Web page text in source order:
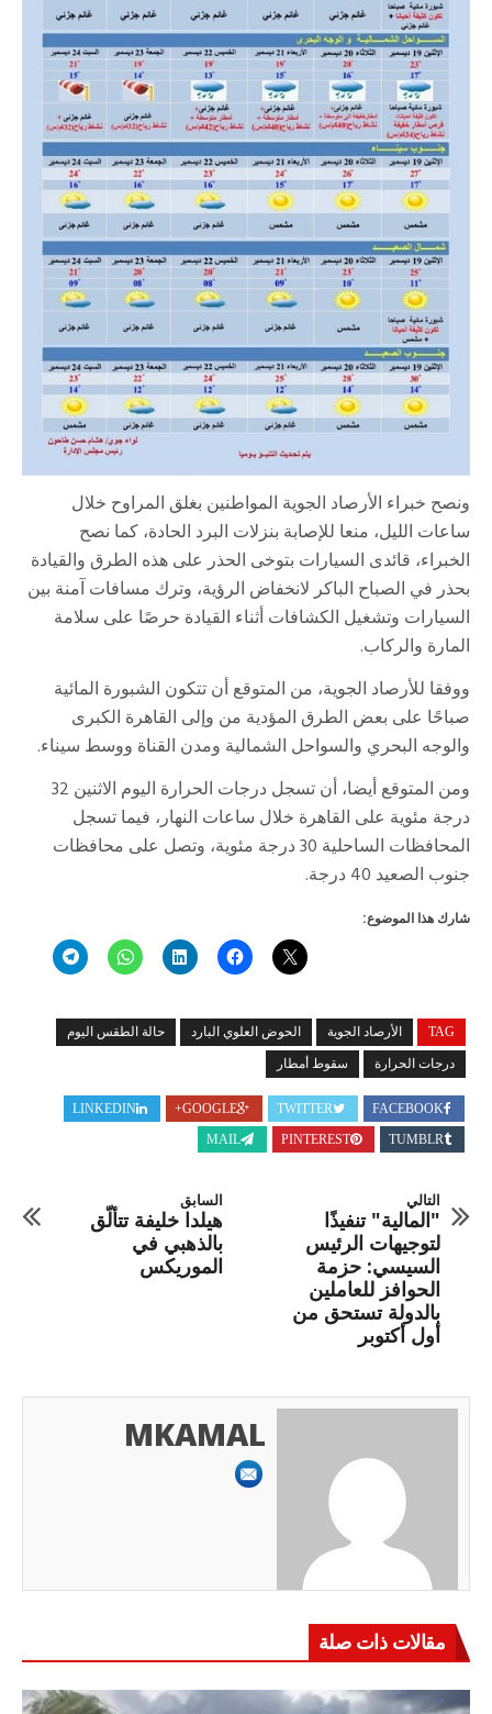
ونصح خبراء الأرصاد الجوية المواطنين بغلق المراوح خلال
ساعات الليل، منعا للإصابة بنزلات البرد الحادة، كما نصح
الخبراء، قائدى السيارات بتوخى الحذر على هذه الطرق والقيادة
بحذر في الصباح الباكر لانخفاض الرؤية، وترك مسافات آمنة بين
السيارات وتشغيل الكشافات أثناء القيادة حرصًا على سلامة
المارة والركاب.
ووفقا للأرصاد الجوية، من المتوقع أن تتكون الشبورة المائية
صباحًا على بعض الطرق المؤدية من وإلى القاهرة الكبرى
والوجه البحري والسواحل الشمالية ومدن القناة ووسط سيناء.
ومن المتوقع أيضا، أن تسجل درجات الحرارة اليوم الاثنين 32
درجة مئوية على القاهرة خلال ساعات النهار، فيما تسجل
المحافظات الساحلية 30 درجة مئوية، وتصل على محافظات
جنوب الصعيد 40 درجة.
شارك هذا الموضوع:
TAG الأرصاد الجوية الحوض العلوي البارد حالة الطقس اليوم
درجات الحرارة سقوط أمطار
FACEBOOK
TWITTER
GOOGLE+
LINKEDIN
TUMBLR
PINTEREST
MAIL
السابق
هيلدا خليفة تتألّق
بالذهبي في
الموريكس
التالي
"المالية" تنفيذًا
لتوجيهات الرئيس
السيسي: حزمة
الحوافز للعاملين
بالدولة تستحق من
أول أكتوبر
MKAMAL
مقالات ذات صلة